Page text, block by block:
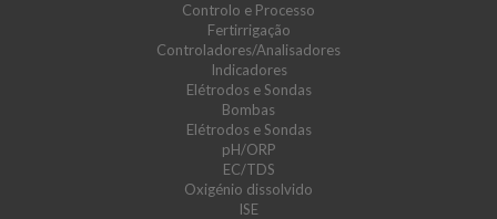
Controlo e Processo
Fertirrigação
Controladores/Analisadores
Indicadores
Elétrodos e Sondas
Bombas
Elétrodos e Sondas
pH/ORP
EC/TDS
Oxigénio dissolvido
ISE